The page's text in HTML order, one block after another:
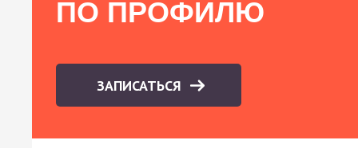
ПО ПРОФИЛЮ
ЗАПИСАТЬСЯ